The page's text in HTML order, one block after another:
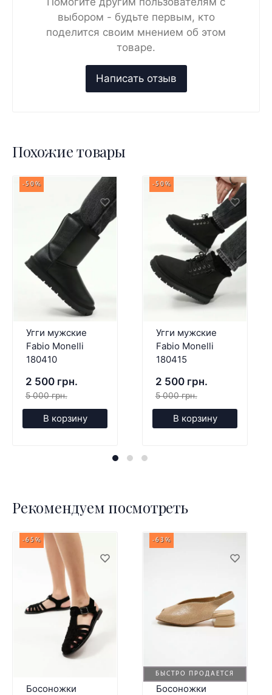
выбором - будьте первым, кто
поделится своим мнением об этом
товаре.
Похожие товары
-50%
Угги мужские
Fabio Monelli
180410
2 500 грн.
5 000 грн.
В корзину
-50%
Угги мужские
Fabio Monelli
180415
2 500 грн.
5 000 грн.
В корзину
Рекомендуем посмотреть
-65%
Босоножки
БЫСТРО ПРОДАЕТСЯ
-63%
Босоножки